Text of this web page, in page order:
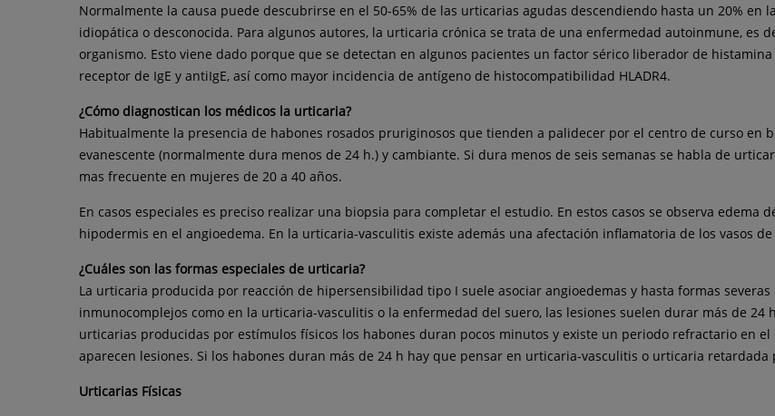
Normalmente la causa puede descubrirse en el 50-65% de las urticarias agudas descendiendo hasta un 20% en
idiopática o desconocida. Para algunos autores, la urticaria crónica se trata de una enfermedad autoinmune, es
organismo. Esto viene dado porque que se detectan en algunos pacientes un factor sérico liberador de
receptor de IgE y antiIgE, así como mayor incidencia de antígeno de histocompatibilidad HLADR4.
¿Cómo diagnostican los médicos la urticaria?
Habitualmente la presencia de habones rosados pruriginosos que tienden a palidecer por el centro de curso en
evanescente (normalmente dura menos de 24 h.) y cambiante. Si dura menos de seis semanas se habla de
mas frecuente en mujeres de 20 a 40 años.
En casos especiales es preciso realizar una biopsia para completar el estudio. En estos casos se observa
hipodermis en el angioedema. En la urticaria-vasculitis existe además una afectación inflamatoria de los vasos
¿Cuáles son las formas especiales de urticaria?
La urticaria producida por reacción de hipersensibilidad tipo I suele asociar angioedemas y hasta formas
inmunocomplejos como en la urticaria-vasculitis o la enfermedad del suero, las lesiones suelen durar más de 24
urticarias producidas por estímulos físicos los habones duran pocos minutos y existe un periodo refractario en
aparecen lesiones. Si los habones duran más de 24 h hay que pensar en urticaria-vasculitis o urticaria retardada
Urticarias Físicas